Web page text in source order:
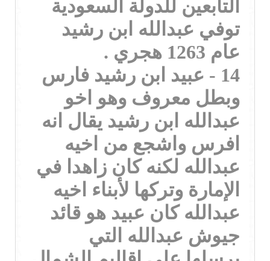
التابعين للدولة السعودية
توفي عبدالله ابن رشيد
عام 1263 هجري .
14 - عبيد ابن رشيد فارس
وبطل معروف وهو اخو
عبدالله ابن رشيد يقال انه
افرس واشجع من اخيه
عبدالله لكنه كان زاهدا في
الإمارة وتركها لأبناء اخيه
عبدالله كان عبيد هو قائد
جيوش عبدالله التي